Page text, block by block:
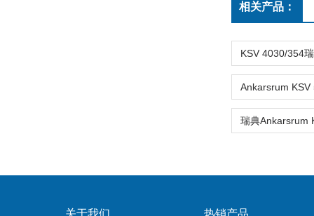
相关产品：
关于我们 热销产品